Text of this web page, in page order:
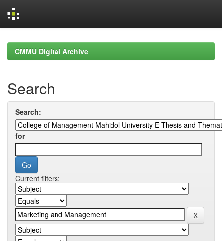
navigationCMMU Digital Archive
Search
Search:
for
Current filters: